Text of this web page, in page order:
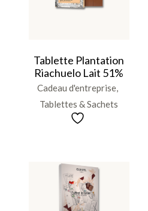
Tablette Plantation
Riachuelo Lait 51%
Cadeau d'entreprise
Tablettes & Sachets